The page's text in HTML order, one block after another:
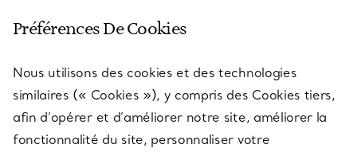
SERVICES
À PROPOS
Préférences De Cookies
Nous utilisons des cookies et des technologies
similaires (« Cookies »), y compris des Cookies tiers,
afin d’opérer et d’améliorer notre site, améliorer la
fonctionnalité du site, personnaliser votre